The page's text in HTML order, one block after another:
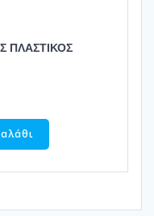
ΠΛΑΣΤΙΚΟΣ